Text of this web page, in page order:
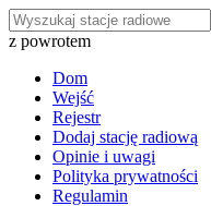
z powrotem
Dom
Wejść
Rejestr
Dodaj stację radiową
Opinie i uwagi
Polityka prywatności
Regulamin